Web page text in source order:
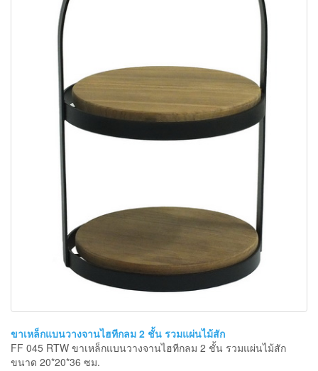
ขาเหล็กแบนวางจานไฮทีกลม 2 ชั้น รวมแผ่นไม้สัก
FF 045 RTW ขาเหล็กแบนวางจานไฮทีกลม 2 ชั้น รวมแผ่นไม้สัก
ขนาด 20*20*36 ซม.